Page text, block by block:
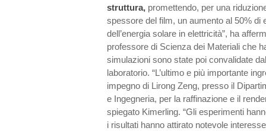
struttura, promettendo, per una
spessore del film, un aumento al 50% di
dell’energia solare in elettricità”, ha
professore di Scienza dei Materiali che
simulazioni sono state poi convalidate
laboratorio. “L’ultimo e più importante
impegno di Lirong Zeng, presso il
e Ingegneria, per la raffinazione e il
spiegato Kimerling. “Gli esperimenti
i risultati hanno attirato notevole interesse